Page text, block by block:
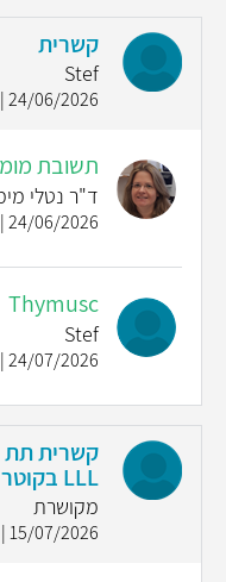
קשרית
Stef
24/06/2026 | 15:05
תשובת
ד"ר נטלי
24/06/2026 | 15:32
Thymusc
Stef
24/07/2026 | 19:52
קשרית תת
LLL בקוטר 9.3 מ '' מ
מקושרת
15/07/2026 | 16:56